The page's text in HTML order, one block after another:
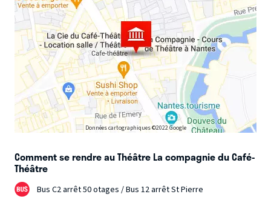
Données cartographiques ©2022 Google
Comment se rendre au Théâtre La compagnie du Café-
Théâtre
Bus C2 arrêt 50 otages / Bus 12 arrêt St Pierre